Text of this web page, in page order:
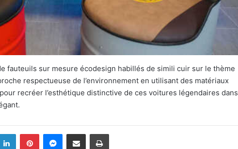
fauteuils sur mesure écodesign habillés de simili cuir sur le thème
respectueuse de l’environnement en utilisant des matériaux
recréer l’esthétique distinctive de ces voitures légendaires dans
LinkedinPinterestMessenger
Partager par email Imprimer